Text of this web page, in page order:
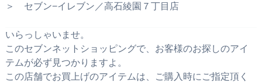
＞ セブン−イレブン／高石綾園７丁目店
いらっしゃいませ。
このセブンネットショッピングで、お客様のお探しのアイ
テムが必ず見つかりますよ。
この店舗でお買上げのアイテムは、ご購入時にご指定頂く